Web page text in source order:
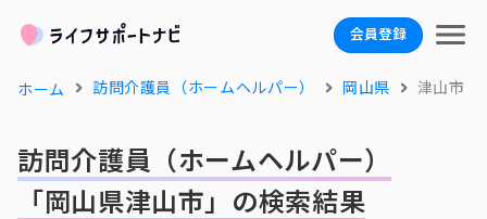
会員登録
ホーム 訪問介護員（ホームヘルパー） 岡山県 津山市
訪問介護員（ホームヘルパー）
「岡山県津山市」の検索結果